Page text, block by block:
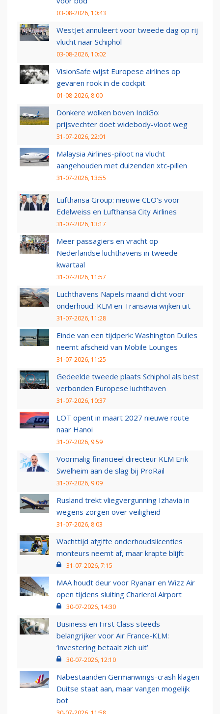
03-08-2026, 10:43
WestJet annuleert voor tweede dag op rij
vlucht naar Schiphol
03-08-2026, 10:02
VisionSafe wijst Europese airlines op
gevaren rook in de cockpit
01-08-2026, 8:00
Donkere wolken boven IndiGo:
prijsvechter doet widebody-vloot weg
31-07-2026, 22:01
Malaysia Airlines-piloot na vlucht
aangehouden met duizenden xtc-pillen
31-07-2026, 13:55
Lufthansa Group: nieuwe CEO’s voor
Edelweiss en Lufthansa City Airlines
31-07-2026, 13:17
Meer passagiers en vracht op
Nederlandse luchthavens in tweede
kwartaal
31-07-2026, 11:57
Luchthavens Napels maand dicht voor
onderhoud: KLM en Transavia wijken uit
31-07-2026, 11:28
Einde van een tijdperk: Washington Dulles
neemt afscheid van Mobile Lounges
31-07-2026, 11:25
Gedeelde tweede plaats Schiphol als best
verbonden Europese luchthaven
31-07-2026, 10:37
LOT opent in maart 2027 nieuwe route
naar Hanoi
31-07-2026, 9:59
Voormalig financieel directeur KLM Erik
Swelheim aan de slag bij ProRail
31-07-2026, 9:09
Rusland trekt vliegvergunning Izhavia in
wegens zorgen over veiligheid
31-07-2026, 8:03
Wachttijd afgifte onderhoudslicenties
monteurs neemt af, maar krapte blijft
31-07-2026, 7:15
MAA houdt deur voor Ryanair en Wizz Air
open tijdens sluiting Charleroi Airport
30-07-2026, 14:30
Business en First Class steeds
belangrijker voor Air France-KLM:
‘investering betaalt zich uit’
30-07-2026, 12:10
Nabestaanden Germanwings-crash klagen
Duitse staat aan, maar vangen mogelijk
bot